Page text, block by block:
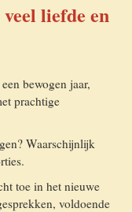
liefde en
bewogen jaar,
prachtige
Waarschijnlijk
toe in het nieuwe
voldoende